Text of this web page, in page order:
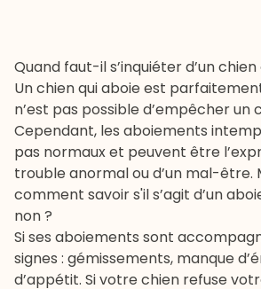
Quand faut-il s’inquiéter d’un chien
Un chien qui aboie est
n’est pas possible d’empêcher un
Cependant, les aboiements
pas normaux et peuvent être
trouble anormal ou d’un mal-être.
comment savoir s'il s’agit d’un
non ?
Si ses aboiements sont
signes : gémissements, manque
d’appétit. Si votre chien refuse